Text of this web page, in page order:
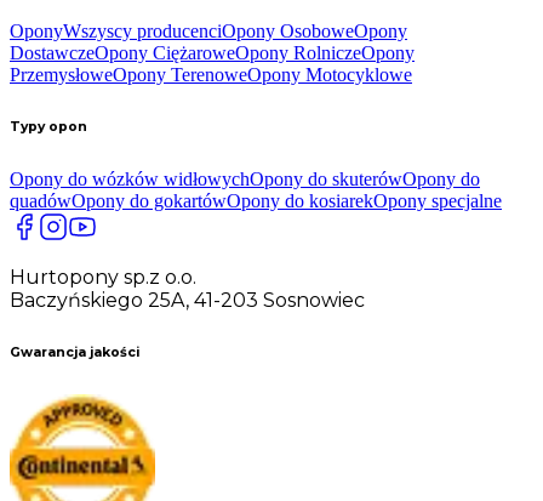
OponyWszyscy producenciOpony OsoboweOpony
DostawczeOpony CiężaroweOpony RolniczeOpony
PrzemysłoweOpony TerenoweOpony Motocyklowe
Typy opon
Opony do wózków widłowychOpony do skuterówOpony do
quadówOpony do gokartówOpony do kosiarekOpony specjalne
Hurtopony sp.z o.o.
Baczyńskiego 25A, 41-203 Sosnowiec
Gwarancja jakości